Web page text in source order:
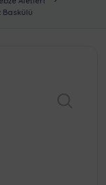
Baskülü